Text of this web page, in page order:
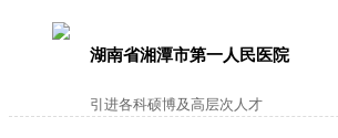
湖南省湘潭市第一人民医院
引进各科硕博及高层次人才